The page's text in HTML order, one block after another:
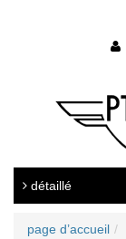
sl
détaillé
page d’accueil